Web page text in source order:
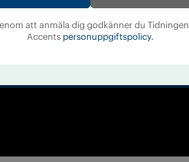
att anmäla dig godkänner du Tidningen
Accents personuppgiftspolicy.